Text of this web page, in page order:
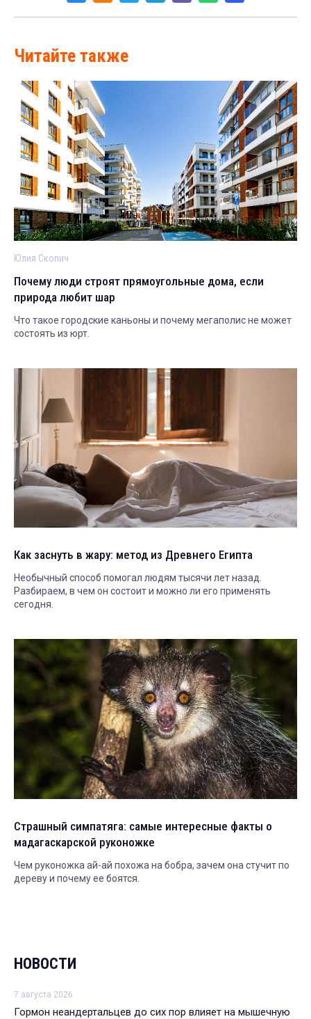
Читайте также
Юлия Скопич
Почему люди строят прямоугольные дома, если
природа любит шар
Что такое городские каньоны и почему мегаполис не может
состоять из юрт.
Как заснуть в жару: метод из Древнего Египта
Необычный способ помогал людям тысячи лет назад.
Разбираем, в чем он состоит и можно ли его применять
сегодня.
Страшный симпатяга: самые интересные факты о
мадагаскарской руконожке
Чем руконожка ай-ай похожа на бобра, зачем она стучит по
дереву и почему ее боятся.
НОВОСТИ
7 августа 2026
Гормон неандертальцев до сих пор влияет на мышечную